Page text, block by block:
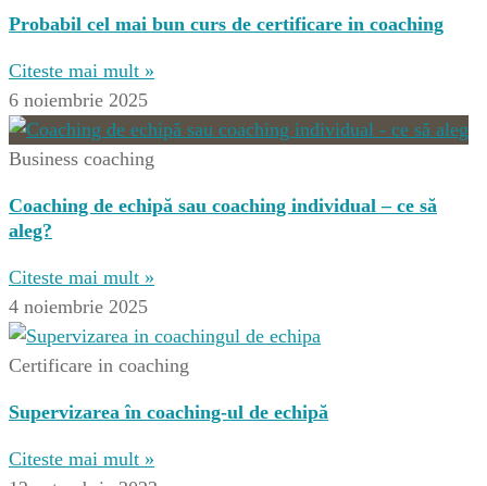
Probabil cel mai bun curs de certificare in coaching
Citeste mai mult »
6 noiembrie 2025
Business coaching
Coaching de echipă sau coaching individual – ce să
aleg?
Citeste mai mult »
4 noiembrie 2025
Certificare in coaching
Supervizarea în coaching-ul de echipă
Citeste mai mult »